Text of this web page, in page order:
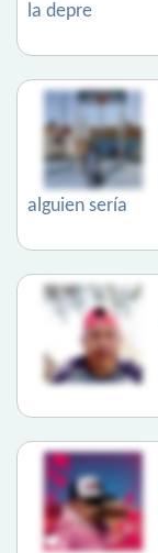
la depre
alguien sería